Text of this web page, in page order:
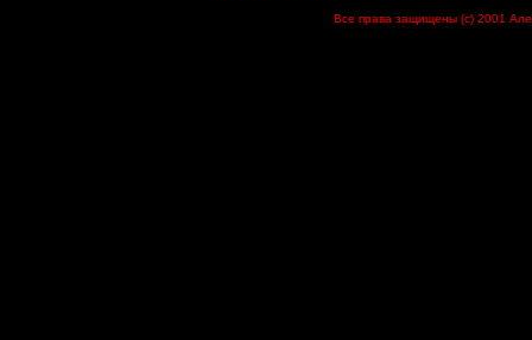
Все права защищены (c) 2001